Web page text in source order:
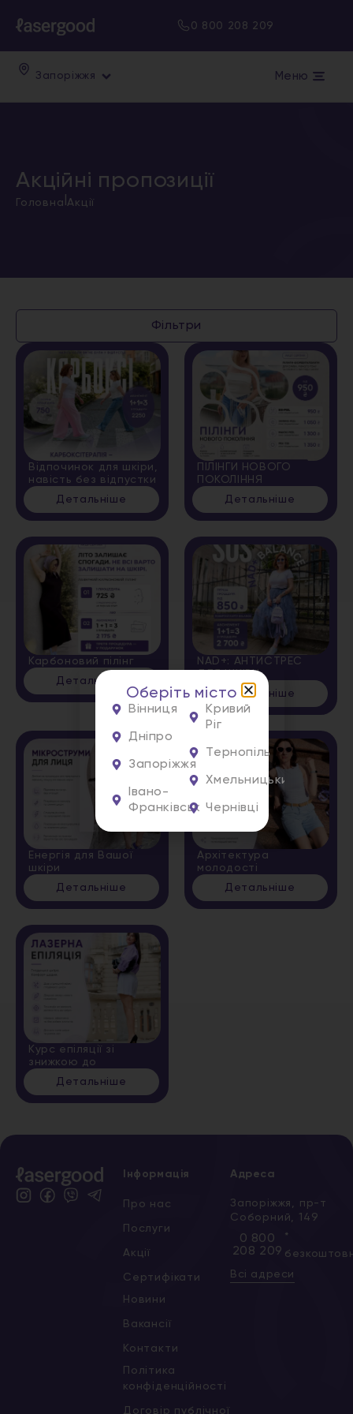
0 800 208 209
Запоріжжя Меню
Акційні пропозиції
Головна Акції
Фільтри
Відпочинок для шкіри,
навість без відпустки
Детальніше
ПІЛІНГИ НОВОГО
ПОКОЛІННЯ
Детальніше
Карбоновий пілінг
Детальніше
NAD+: АНТИСТРЕС
ДЛЯ ШКІРИ
Детальніше
Енергія для Вашої
шкіри
Детальніше
Архітектура
молодості
Детальніше
Курс епіляції зі
знижкою до
Детальніше
Інформація
Про нас
Послуги
Акції
Сертифікати
Новини
Вакансії
Контакти
Політика
конфіденційності
Договір публічної
Адреса
Запоріжжя, пр-т
Соборний, 149
0 800
208 209
*
Всі адреси
Оберіть місто
Вінниця
Дніпро
Запоріжжя
Івано-
Франківськ
Кривий
Ріг
Тернопіль
Хмельницький
Чернівці